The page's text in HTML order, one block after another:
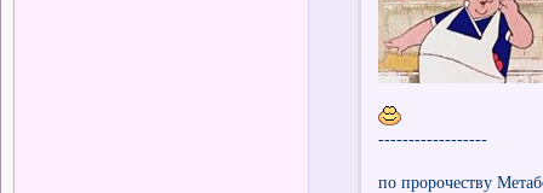
------------------
по пророчеству